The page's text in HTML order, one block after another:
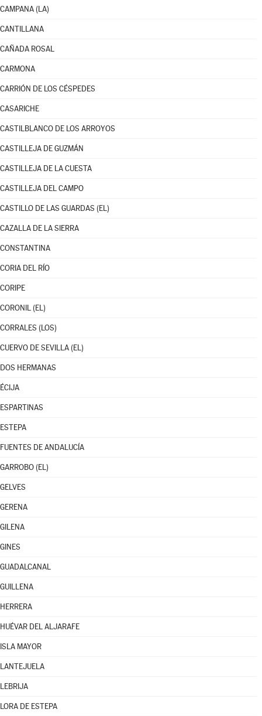
CAMPANA (LA)
CANTILLANA
CAÑADA ROSAL
CARMONA
CARRIÓN DE LOS CÉSPEDES
CASARICHE
CASTILBLANCO DE LOS ARROYOS
CASTILLEJA DE GUZMÁN
CASTILLEJA DE LA CUESTA
CASTILLEJA DEL CAMPO
CASTILLO DE LAS GUARDAS (EL)
CAZALLA DE LA SIERRA
CONSTANTINA
CORIA DEL RÍO
CORIPE
CORONIL (EL)
CORRALES (LOS)
CUERVO DE SEVILLA (EL)
DOS HERMANAS
ÉCIJA
ESPARTINAS
ESTEPA
FUENTES DE ANDALUCÍA
GARROBO (EL)
GELVES
GERENA
GILENA
GINES
GUADALCANAL
GUILLENA
HERRERA
HUÉVAR DEL ALJARAFE
ISLA MAYOR
LANTEJUELA
LEBRIJA
LORA DE ESTEPA